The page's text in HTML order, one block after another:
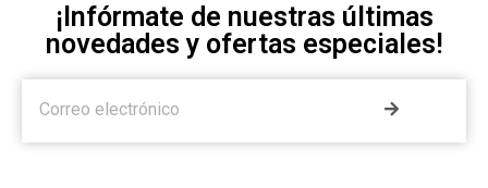
¡Infórmate de nuestras últimas
novedades y ofertas especiales!